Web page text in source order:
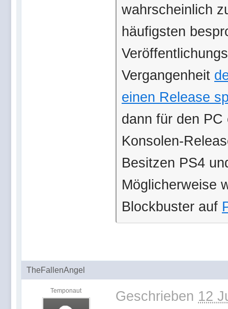
wahrscheinlich
häufigsten
Vergangenheit
einen Release
dann für den
Konsolen-
Besitzen PS4
Möglicherweise
Blockbuster auf
TheFallenAngel
Temponaut Geschrieben 12